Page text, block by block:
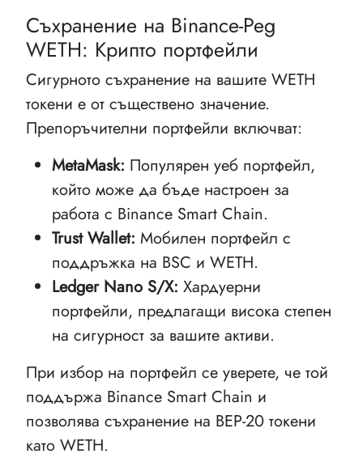
Съхранение на Binance-Peg
WETH: Крипто портфейли
Сигурното съхранение на вашите WETH
токени е от съществено значение.
Препоръчителни портфейли включват:
MetaMask: Популярен уеб портфейл,
който може да бъде настроен за
работа с Binance Smart Chain.
Trust Wallet: Мобилен портфейл с
поддръжка на BSC и WETH.
Ledger Nano S/X: Хардуерни
портфейли, предлагащи висока степен
на сигурност за вашите активи.
При избор на портфейл се уверете, че той
поддържа Binance Smart Chain и
позволява съхранение на BEP-20 токени
като WETH.